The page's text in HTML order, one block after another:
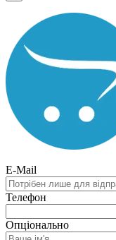
E-Mail
Телефон
Опціонально